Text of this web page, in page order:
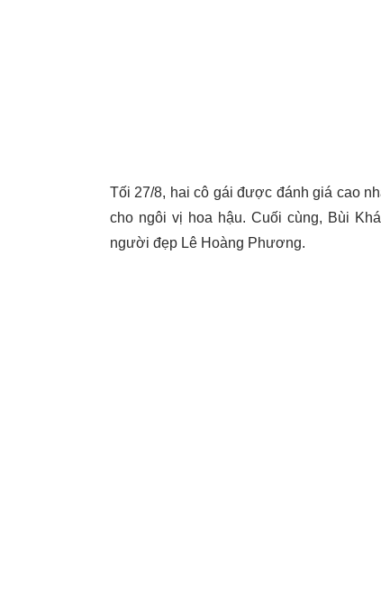
Tối 27/8, hai cô gái được đánh giá cao
cho ngôi vị hoa hậu. Cuối cùng, Bùi
người đẹp Lê Hoàng Phương.